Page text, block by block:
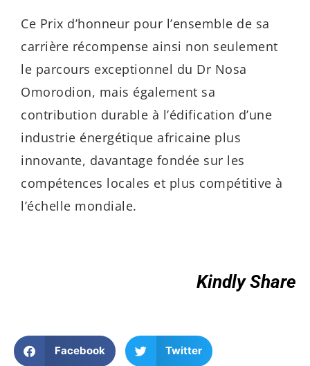
Ce Prix d’honneur pour l’ensemble de sa
carrière récompense ainsi non seulement
le parcours exceptionnel du Dr Nosa
Omorodion, mais également sa
contribution durable à l’édification d’une
industrie énergétique africaine plus
innovante, davantage fondée sur les
compétences locales et plus compétitive à
l’échelle mondiale.
Kindly Share
Facebook Twitter